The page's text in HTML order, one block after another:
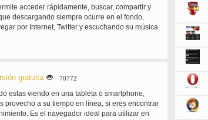
acceder rápidamente, buscar, compartir y
descargando siempre ocurre en el fondo,
por Internet, Twitter y escuchando su música
gratuita 70772
estas viendo en una tableta o smartphone,
provecho a su tiempo en línea, si eres encontrar
Es el navegador ideal para utilizar en